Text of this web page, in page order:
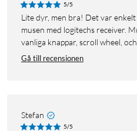
5/5
Lite dyr, men bra! Det var enkelt att koppla ihop den nya
musen med logitechs receiver.
vanliga knappar, scroll wheel,
Gå till recensionen
Stefan
5/5